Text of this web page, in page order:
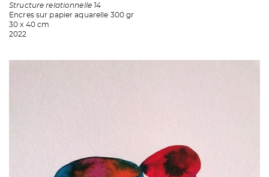
Structure relationnelle 14
Encres sur papier aquarelle 300 gr
30 x 40 cm
2022